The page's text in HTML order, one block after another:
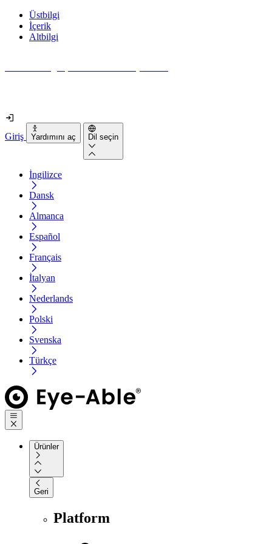
Üstbilgi
İçerik
Altbilgi
Giriş Yardımını aç Dil seçin
İngilizce
Dansk
Almanca
Español
Français
İtalyan
Nederlands
Polski
Svenska
Türkçe
Ürünler
Geri
Platform